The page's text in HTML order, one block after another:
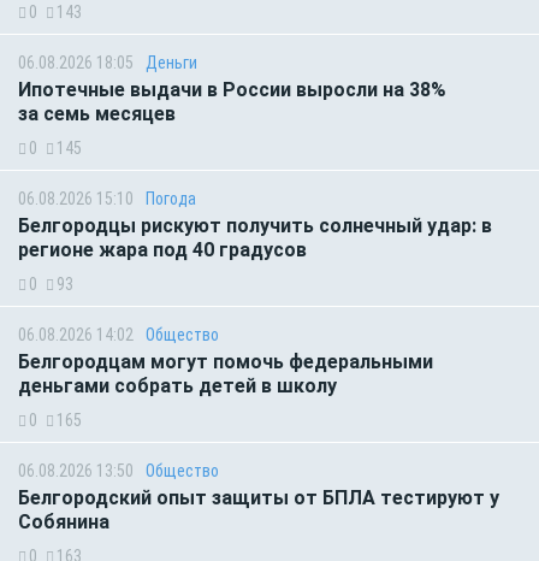
0 143
06.08.2026 18:05 Деньги
Ипотечные выдачи в России выросли на 38%
за семь месяцев
0 145
06.08.2026 15:10 Погода
Белгородцы рискуют получить солнечный удар: в
регионе жара под 40 градусов
0 93
06.08.2026 14:02 Общество
Белгородцам могут помочь федеральными
деньгами собрать детей в школу
0 165
06.08.2026 13:50 Общество
Белгородский опыт защиты от БПЛА тестируют у
Собянина
0 163